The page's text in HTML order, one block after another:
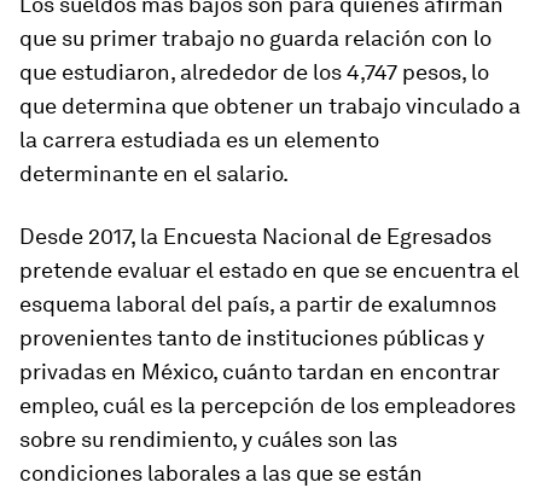
que su primer trabajo no guarda relación con lo
que estudiaron, alrededor de los 4,747 pesos, lo
que determina que obtener un trabajo vinculado a
la carrera estudiada es un elemento
determinante en el salario.
Desde 2017, la Encuesta Nacional de Egresados
pretende evaluar el estado en que se encuentra el
esquema laboral del país, a partir de exalumnos
provenientes tanto de instituciones públicas y
privadas en México, cuánto tardan en encontrar
empleo, cuál es la percepción de los empleadores
sobre su rendimiento, y cuáles son las
condiciones laborales a las que se están